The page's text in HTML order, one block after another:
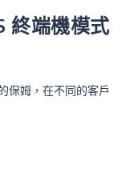
終端機模式
保姆，在不同的客戶